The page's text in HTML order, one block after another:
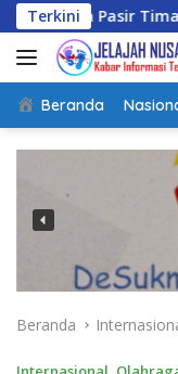
Langsung
ke
konten
Terkinidi Air Merbau
Beranda
Beranda